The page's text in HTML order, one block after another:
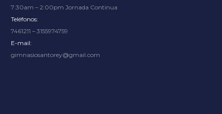
7:30am – 2:00pm Jornada Continua
Teléfonos:
7461211 – 3155974759
E-mail:
gimnasiosantorey@gmail.com